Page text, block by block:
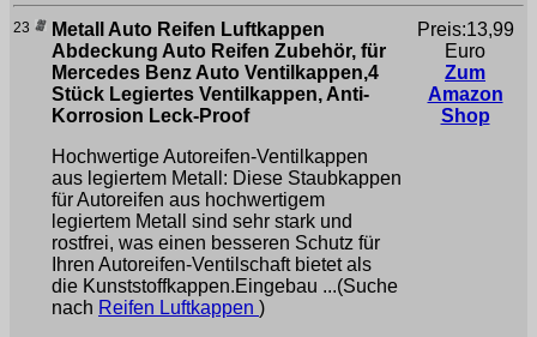
23
Metall Auto Reifen Luftkappen
Abdeckung Auto Reifen Zubehör, für
Mercedes Benz Auto Ventilkappen,4
Stück Legiertes Ventilkappen, Anti-
Korrosion Leck-Proof
Hochwertige Autoreifen-Ventilkappen
aus legiertem Metall: Diese Staubkappen
für Autoreifen aus hochwertigem
legiertem Metall sind sehr stark und
rostfrei, was einen besseren Schutz für
Ihren Autoreifen-Ventilschaft bietet als
die Kunststoffkappen.Eingebau ...(Suche
nach Reifen Luftkappen )
Preis:13,99
Euro
Zum
Amazon
Shop